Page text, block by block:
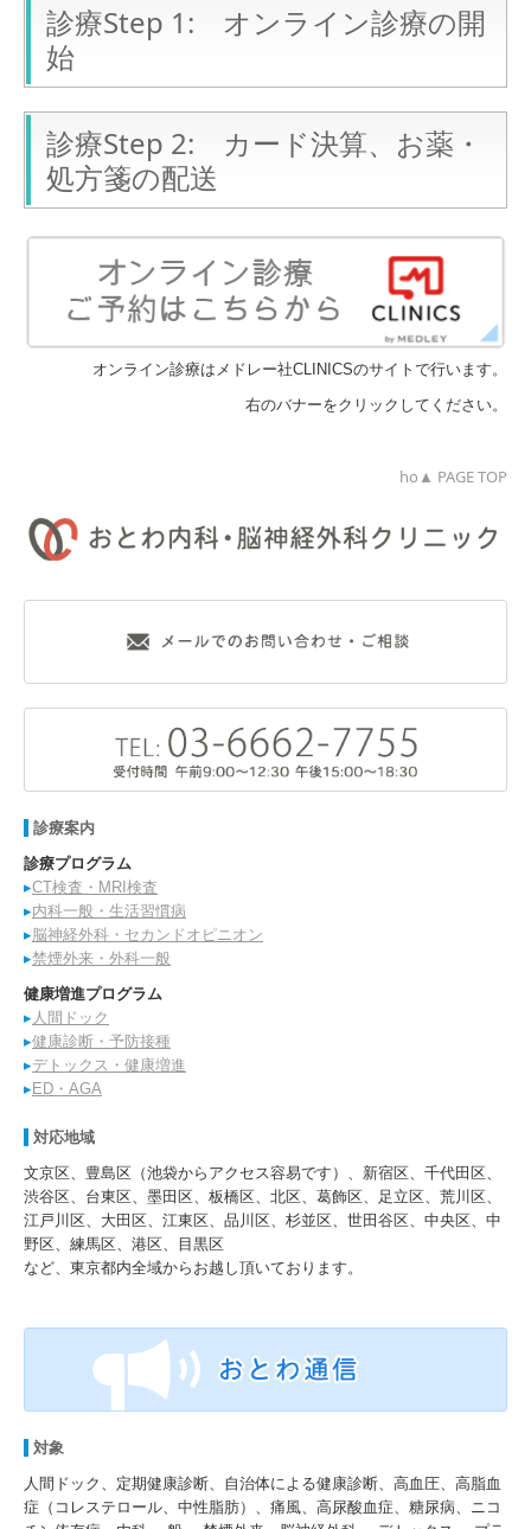
診療Step 1: オンライン診療の開
始
診療Step 2: カード決算、お薬・
処方箋の配送
オンライン診療はメドレー社CLINICSのサイトで行います。
右のバナーをクリックしてください。
ho▲ PAGE TOP
診療案内
診療プログラム
▸CT検査・MRI検査
▸内科一般・生活習慣病
▸脳神経外科・セカンドオピニオン
▸禁煙外来・外科一般
健康増進プログラム
▸ 人間ドック
▸健康診断・予防接種
▸デトックス・健康増進
▸ED・AGA
対応地域
文京区、豊島区（池袋からアクセス容易です）、新宿区、千代田区、
渋谷区、台東区、墨田区、板橋区、北区、葛飾区、足立区、荒川区、
江戸川区、大田区、江東区、品川区、杉並区、世田谷区、中央区、中
野区、練馬区、港区、目黒区
など、東京都内全域からお越し頂いております。
対象
人間ドック、定期健康診断、自治体による健康診断、高血圧、高脂血
症（コレステロール、中性脂肪）、痛風、高尿酸血症、糖尿病、ニコ